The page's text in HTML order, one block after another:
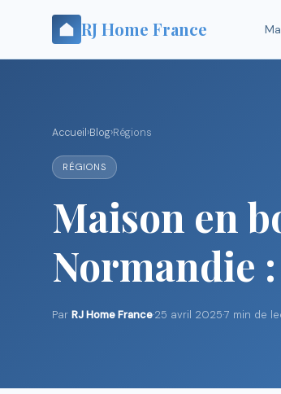
RJ Home France
Accueil ›Blog›Régions
RÉGIONS
Maison en
Normandie
Par RJ Home France·25 avril 2025·7 min de